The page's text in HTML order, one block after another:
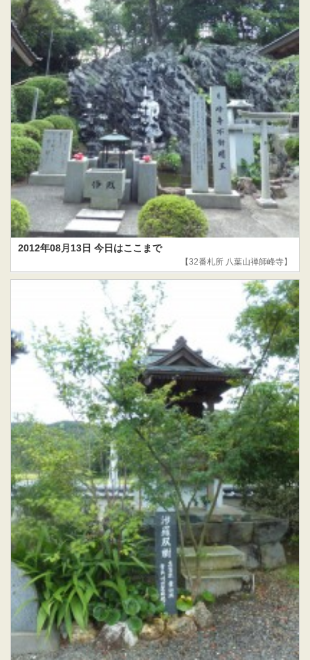
2012年08月13日 今日はここまで
【32番札所 八葉山禅師峰寺】